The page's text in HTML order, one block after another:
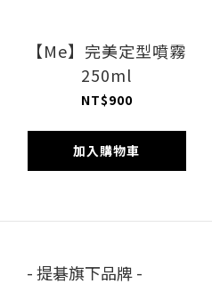
【Me】完美定型噴霧
250ml
NT$900
加入購物車
- 提碁旗下品牌 -